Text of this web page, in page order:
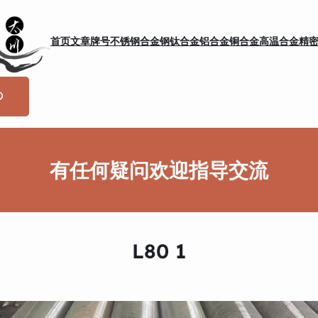
首页文章牌号不锈钢合金钢钛合金铝合金铜合金高温合金精
有任何疑问欢迎指导交流
L80 1